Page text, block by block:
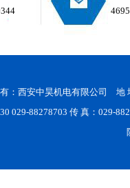
：西安中昊机电有限公司 地
029-88278703 传 真：